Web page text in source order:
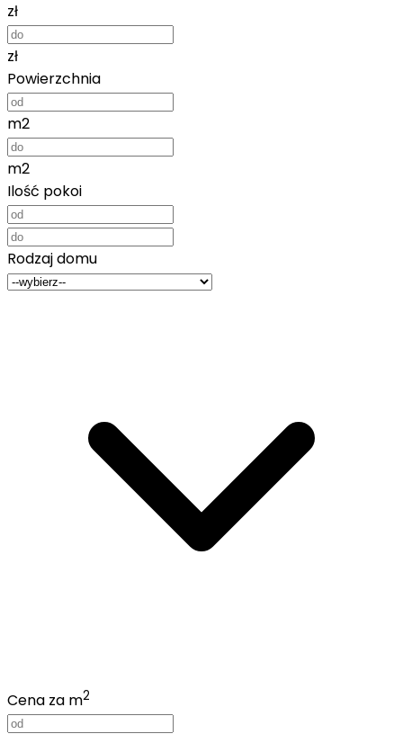
zł
zł
Powierzchnia
m2
m2
Ilość pokoi
Rodzaj domu
Cena za m2